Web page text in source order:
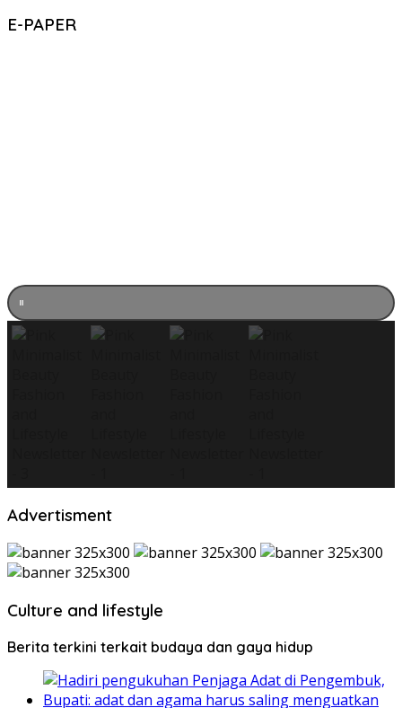
E-PAPER
Advertisment
Culture and lifestyle
Berita terkini terkait budaya dan gaya hidup